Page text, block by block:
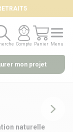
Compte
Compte
Panier
Panier
Menu
Menu
mon projet
naturelle